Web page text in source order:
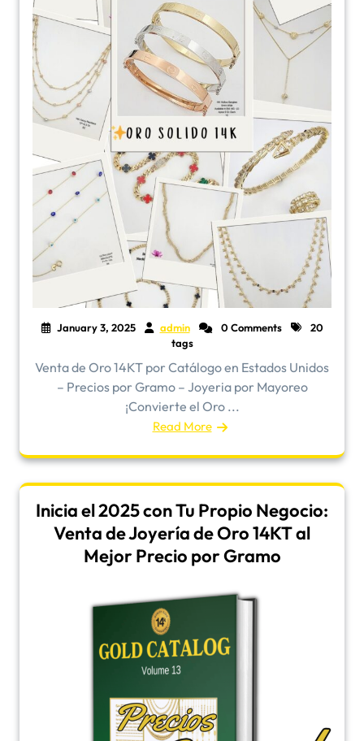
January 3, 2025 admin 0 Comments
20
tags
Venta de Oro 14KT por Catálogo en Estados Unidos
– Precios por Gramo – Joyeria por Mayoreo
¡Convierte el Oro ...
Read More
Inicia el 2025 con Tu Propio Negocio:
Venta de Joyería de Oro 14KT al
Mejor Precio por Gramo